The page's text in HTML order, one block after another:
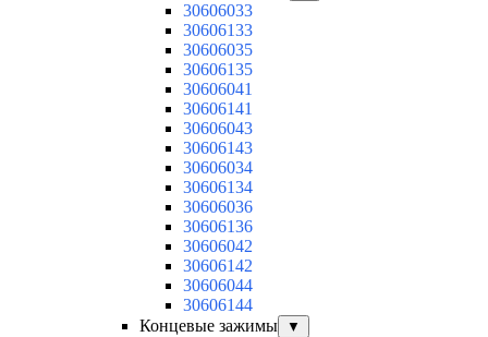
30606033
30606133
30606035
30606135
30606041
30606141
30606043
30606143
30606034
30606134
30606036
30606136
30606042
30606142
30606044
30606144
Концевые зажимы
▼